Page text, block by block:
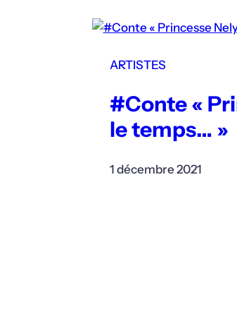
ARTISTES
#Conte «
le temps… »
1 décembre 2021